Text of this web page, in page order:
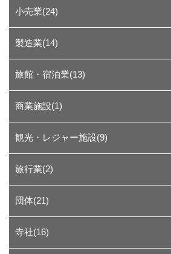
小売業(24)
製造業(14)
旅館・宿泊業(13)
商業施設(1)
観光・レジャー施設(9)
旅行業(2)
団体(21)
寺社(16)